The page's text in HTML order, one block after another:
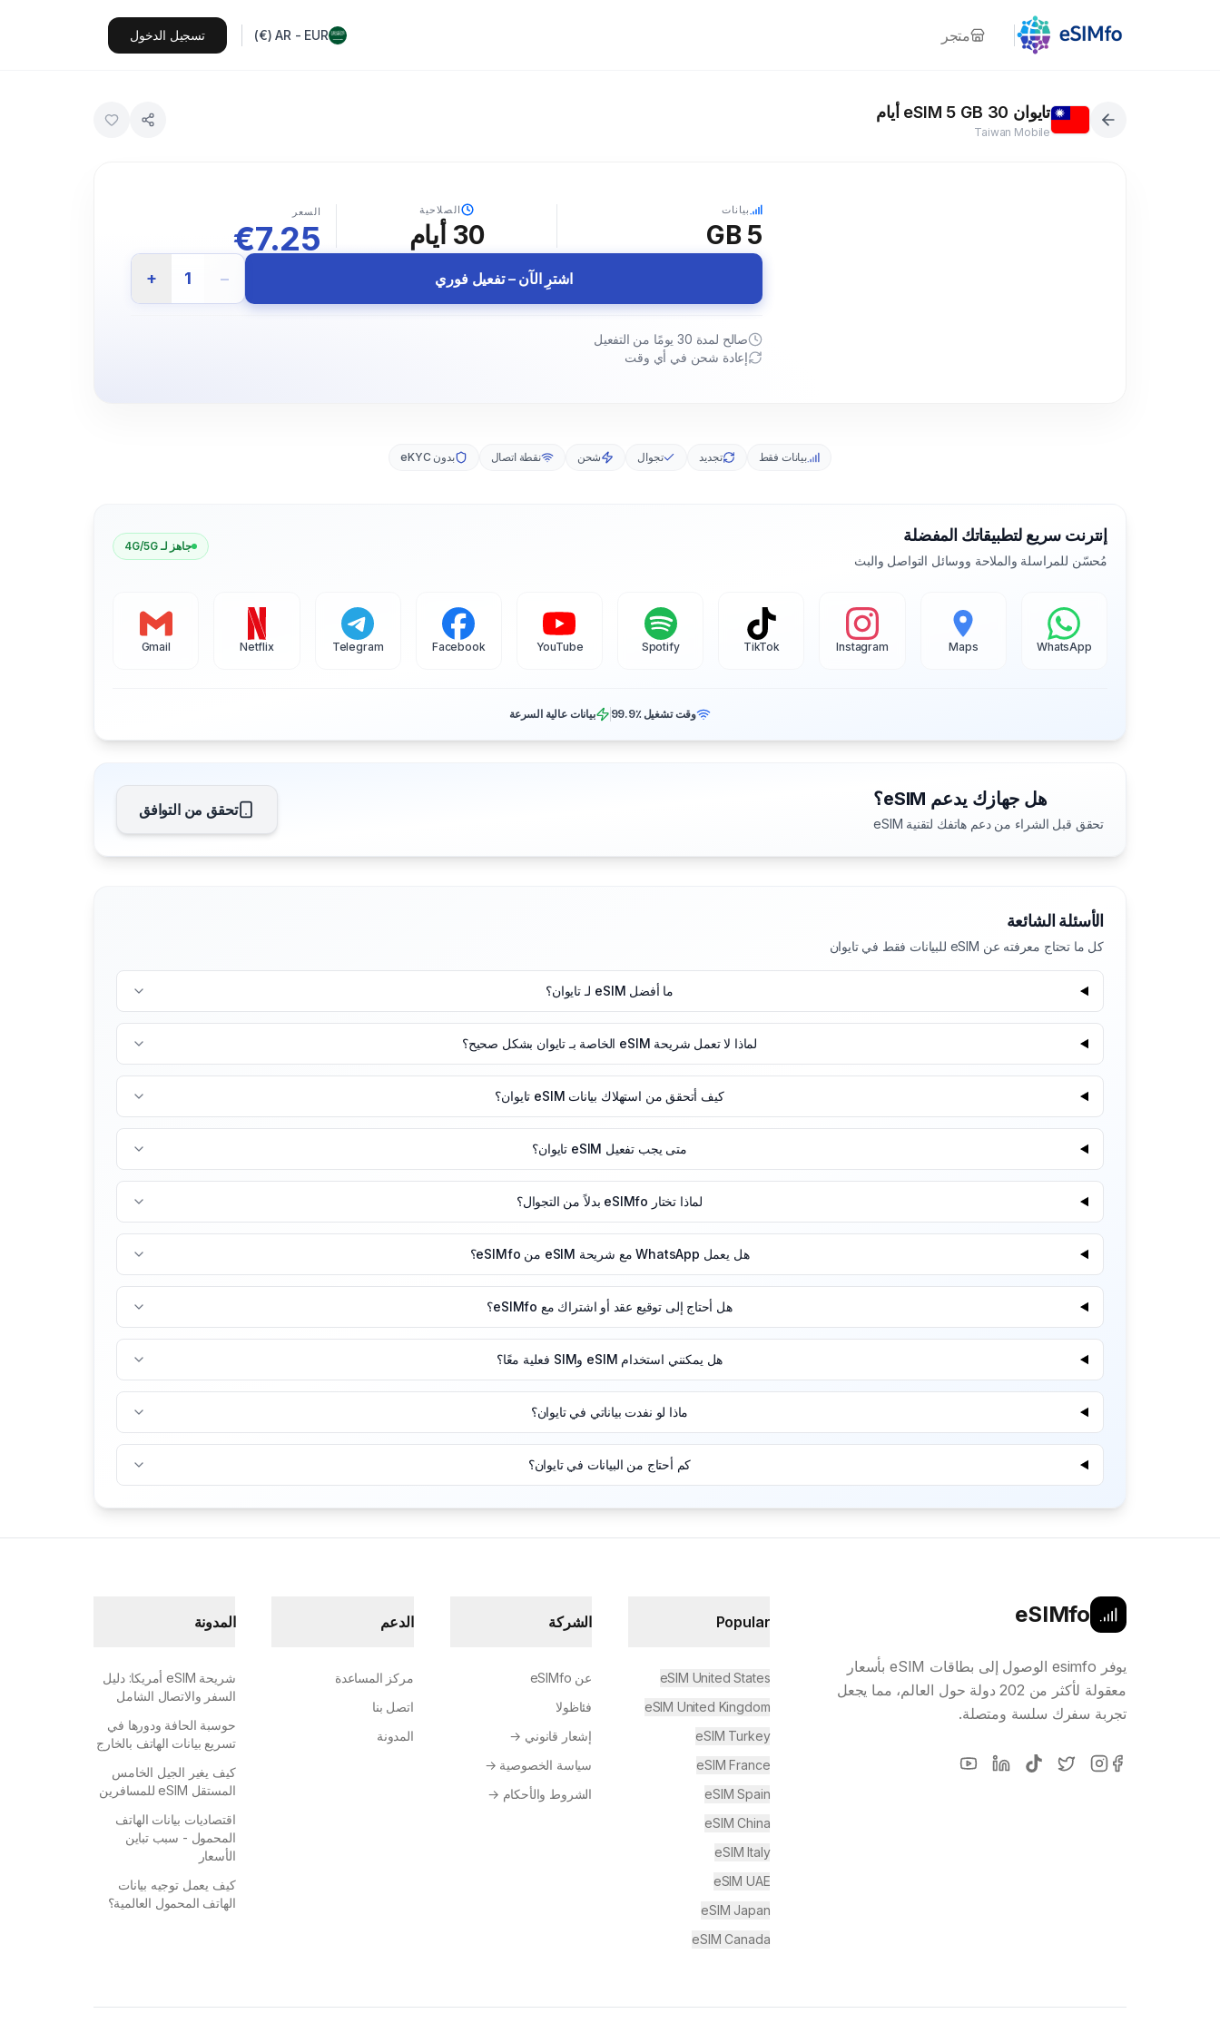
متجر AR - EUR
(
€
) تسجيل الدخول
تايوان eSIM 5 GB 30 أيام
Taiwan Mobile
بيانات
5 GB
الصلاحية
30 أيام
السعر
€7.25
اشترِ الآن – تفعيل فوري −
1
+
صالح لمدة 30 يومًا من التفعيل
إعادة شحن في أي وقت
بيانات فقط تجديد تجوال شحن نقطة اتصال بدون eKYC
إنترنت سريع لتطبيقاتك المفضلة
مُحسّن للمراسلة والملاحة ووسائل التواصل والبث
جاهز لـ 4G/5G
WhatsApp
Maps
Instagram
TikTok
Spotify
YouTube
Facebook
Telegram
Netflix
Gmail
وقت تشغيل ‎99.9٪ بيانات عالية السرعة
هل جهازك يدعم eSIM؟
تحقق قبل الشراء من دعم هاتفك لتقنية eSIM
تحقق من التوافق
الأسئلة الشائعة
كل ما تحتاج معرفته عن eSIM للبيانات فقط في تايوان
ما أفضل eSIM لـ تايوان؟
لماذا لا تعمل شريحة eSIM الخاصة بـ تايوان بشكل صحيح؟
كيف أتحقق من استهلاك بيانات eSIM تايوان؟
متى يجب تفعيل eSIM تايوان؟
لماذا تختار eSIMfo بدلاً من التجوال؟
هل يعمل WhatsApp مع شريحة eSIM من eSIMfo؟
هل أحتاج إلى توقيع عقد أو اشتراك مع eSIMfo؟
هل يمكنني استخدام eSIM وSIM فعلية معًا؟
ماذا لو نفدت بياناتي في تايوان؟
كم أحتاج من البيانات في تايوان؟
eSIMfo
يوفر esimfo الوصول إلى بطاقات eSIM بأسعار
معقولة لأكثر من 202 دولة حول العالم، مما يجعل
تجربة سفرك سلسة ومتصلة.
Popular
eSIM United States
eSIM United Kingdom
eSIM Turkey
eSIM France
eSIM Spain
eSIM China
eSIM Italy
eSIM UAE
eSIM Japan
eSIM Canada
الشركة
عن eSIMfo
فئاظولا
إشعار قانوني →
سياسة الخصوصية →
الشروط والأحكام →
الدعم
مركز المساعدة
اتصل بنا
المدونة
المدونة
شريحة eSIM أمريكا: دليل
السفر والاتصال الشامل
حوسبة الحافة ودورها في
تسريع بيانات الهاتف بالخارج
كيف يغير الجيل الخامس
المستقل eSIM للمسافرين
اقتصاديات بيانات الهاتف
المحمول - سبب تباين
الأسعار
كيف يعمل توجيه بيانات
الهاتف المحمول العالمية؟